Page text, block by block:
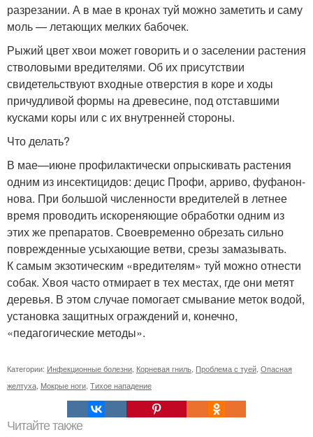
разрезании. А в мае в кронах туй можно заметить и саму
моль — летающих мелких бабочек.
Рыжий цвет хвои может говорить и о заселении растения
стволовыми вредителями. Об их присутствии
свидетельствуют входные отверстия в коре и ходы
причудливой формы на древесине, под отставшими
кусками коры или с их внутренней стороны.
Что делать?
В мае—июне профилактически опрыскивать растения
одним из инсектицидов: децис Профи, арриво, фуфанон-
нова. При большой численности вредителей в летнее
время проводить искореняющие обработки одним из
этих же препаратов. Своевременно обрезать сильно
поврежденные усыхающие ветви, срезы замазывать.
К самым экзотическим «вредителям» туй можно отнести
собак. Хвоя часто отмирает в тех местах, где они метят
деревья. В этом случае помогает смывание меток водой,
установка защитных ограждений и, конечно,
«педагогические методы».
Категории: Инфекционные болезни Корневая гниль Проблема с туей Опасная
желтуха Мокрые ноги Тихое нападение
Читайте также